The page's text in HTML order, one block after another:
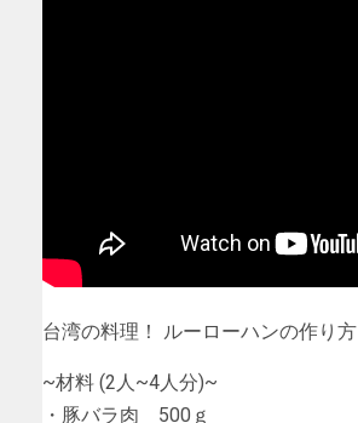
台湾の料理！ ルーローハンの作り方
~材料 (2人~4人分)~
・豚バラ肉 500ｇ